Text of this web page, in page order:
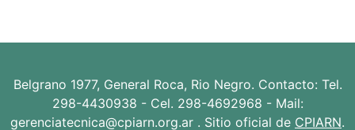
Belgrano 1977, General Roca, Rio Negro. Contacto: Tel.
298-4430938 - Cel. 298-4692968 - Mail:
gerenciatecnica@cpiarn.org.ar . Sitio oficial de CPIARN.